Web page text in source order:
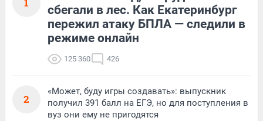
1
сбегали в лес. Как Екатеринбург
пережил атаку БПЛА — следили в
режиме онлайн
125 360 426
2
«Может, буду игры создавать»: выпускник
получил 391 балл на ЕГЭ, но для поступления в
вуз они ему не пригодятся